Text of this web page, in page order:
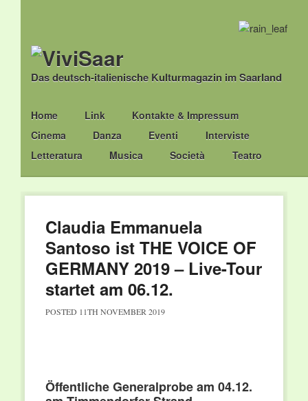
Das deutsch-italienische Kulturmagazin im Saarland
Main menu
Skip
to
content
Home Link
Kontakte & Impressum
Cinema
Danza Eventi
Interviste
Letteratura
Musica Società Teatro
Claudia Emmanuela
Santoso ist THE VOICE OF
GERMANY 2019 – Live-Tour
startet am 06.12.
POSTED 11TH NOVEMBER 2019
Öffentliche Generalprobe am 04.12.